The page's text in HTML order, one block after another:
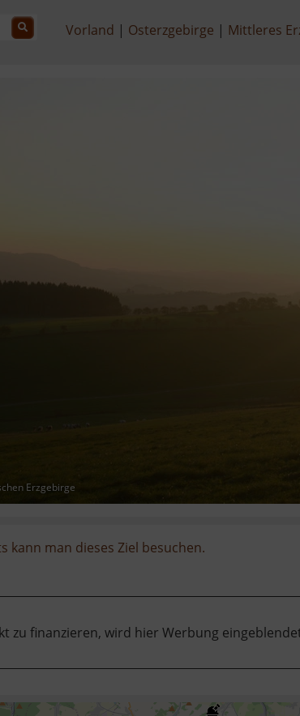
Vorland Osterzgebirge Mittleres
Erzgebirge
kann man dieses Ziel besuchen.
zu finanzieren, wird hier Werbung